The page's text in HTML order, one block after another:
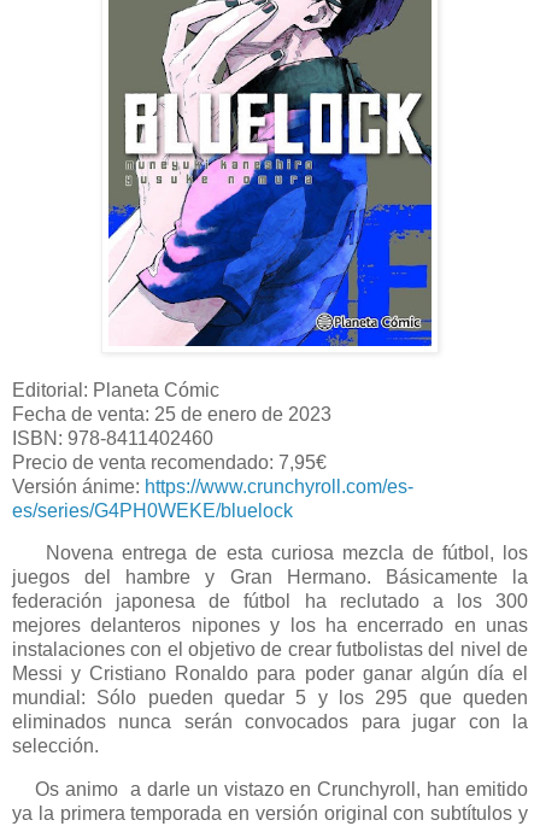
Editorial: Planeta Cómic
Fecha de venta: 25 de enero de 2023
ISBN: 978-8411402460
Precio de venta recomendado: 7,95€
Versión ánime: https://www.crunchyroll.com/es-
es/series/G4PH0WEKE/bluelock
Novena entrega de esta curiosa mezcla de fútbol, los
juegos del hambre y Gran Hermano. Básicamente la
federación japonesa de fútbol ha reclutado a los 300
mejores delanteros nipones y los ha encerrado en unas
instalaciones con el objetivo de crear futbolistas del nivel de
Messi y Cristiano Ronaldo para poder ganar algún día el
mundial: Sólo pueden quedar 5 y los 295 que queden
eliminados nunca serán convocados para jugar con la
selección.
Os animo a darle un vistazo en Crunchyroll, han emitido
ya la primera temporada en versión original con subtítulos y